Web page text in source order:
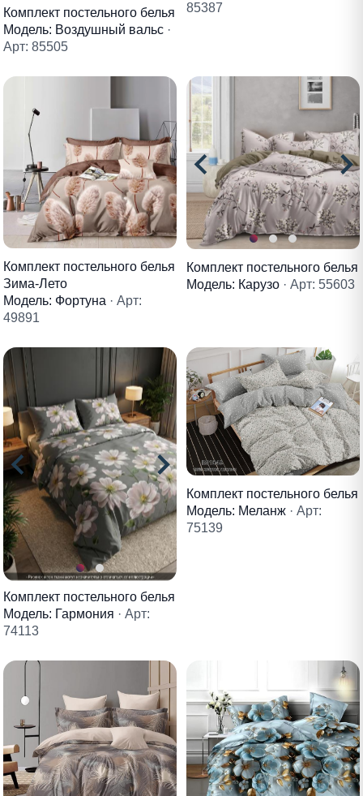
Комплект постельного белья
Модель: Воздушный вальс ·
Арт: 85505
85387
Комплект постельного белья
Зима-Лето
Модель: Фортуна · Арт:
49891
Комплект постельного белья
Модель: Карузо · Арт: 55603
Комплект постельного белья
Модель: Гармония · Арт:
74113
Комплект постельного белья
Модель: Меланж · Арт:
75139